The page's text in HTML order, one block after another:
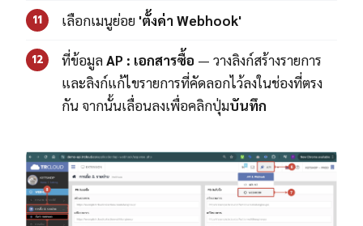
11 เลือกเมนูย่อย 'ตั้งค่า Webhook'
12 ที่ข้อมูลAP : เอกสารซื้อ — วางลิงก์สร้างรายการ
และลิงก์แก้ไขรายการที่คัดลอกไว้ลงในช่องที่ตรง
กัน จากนั้นเลื่อนลงเพื่อคลิกปุ่มบันทึก